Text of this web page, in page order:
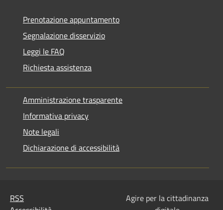
Prenotazione appuntamento
Segnalazione disservizio
Leggi le FAQ
Richiesta assistenza
Amministrazione trasparente
Informativa privacy
Note legali
Dichiarazione di accessibilità
RSS
Agire per la cittadinanza